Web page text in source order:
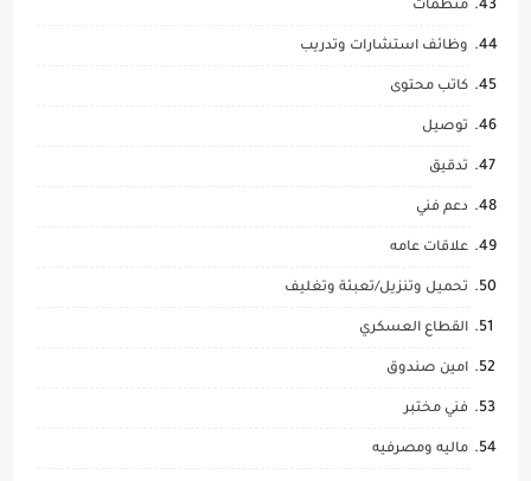
منظمات
وظائف استشارات وتدريب
كاتب محتوى
توصيل
تدقيق
دعم فني
علاقات عامه
تحميل وتنزيل/تعبئة وتغليف
القطاع العسكري
امين صندوق
فني مختبر
ماليه ومصرفيه